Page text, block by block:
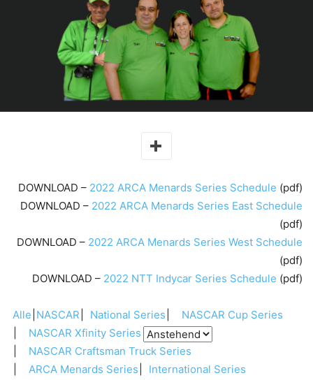
DOWNLOAD – 2022 ARCA Menards Series Schedule (pdf)
DOWNLOAD – 2022 ARCA Menards Series East Schedule
(pdf)
DOWNLOAD – 2022 ARCA Menards Series West Schedule
(pdf)
DOWNLOAD – 2022 NTT Indycar Series Schedule (pdf)
Alle NASCAR National Series
NASCAR Cup Series
NASCAR Xfinity Series
NASCAR Craftsman Truck Series
ARCA Menards Series
International Series